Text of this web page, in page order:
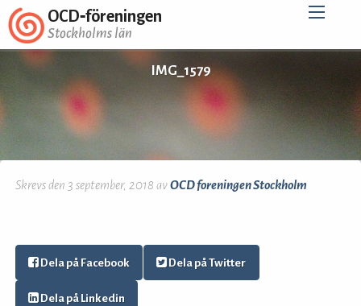
OCD‑föreningen
Stockholms län
IMG_1579
Skrevs den 3 september, 2018 avOCD foreningen Stockholm
Dela på Facebook Dela på Twitter
Dela på Linkedin